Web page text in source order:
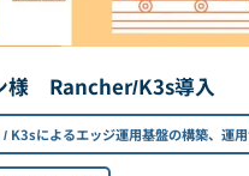
様 Rancher/K3s導入
によるエッジ運用基盤の構築、運用